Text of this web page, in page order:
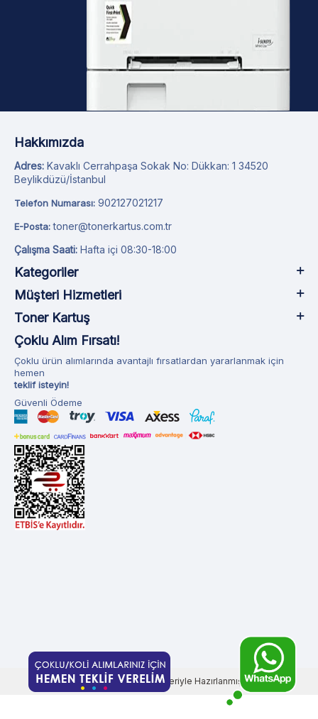
Hakkımızda
Adres: Kavaklı Cerrahpaşa Sokak No: Dükkan: 1 34520
Beylikdüzü/İstanbul
Telefon Numarası: 902127021217
E-Posta: toner@tonerkartus.com.tr
Çalışma Saati: Hafta içi 08:30-18:00
Kategoriler
Müşteri Hizmetleri
Toner Kartuş
Çoklu Alım Fırsatı!
Çoklu ürün alımlarında avantajlı fırsatlardan yararlanmak için
hemen
teklif isteyin!
Güvenli Ödeme
T-SoftE-TicaretSistemleriyle Hazırlanmıştır.